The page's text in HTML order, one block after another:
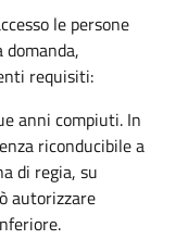
le persone
requisiti:
anni compiuti. In
riconducibile a
di regia, su
autorizzare